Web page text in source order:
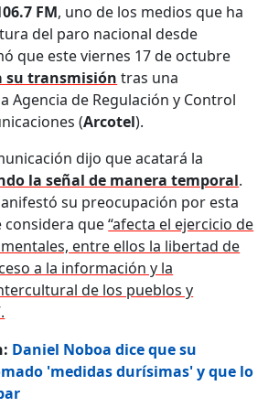
FM, uno de los medios que ha
del paro nacional desde
que este viernes 17 de octubre
su transmisión tras una
Agencia de Regulación y Control
(Arcotel).
dijo que acatará la
la señal de manera temporal.
su preocupación por esta
considera que“afecta el ejercicio de
entre ellos la libertad de
a la información y la
de los pueblos y
Daniel Noboa dice que su
'medidas durísimas' y que lo